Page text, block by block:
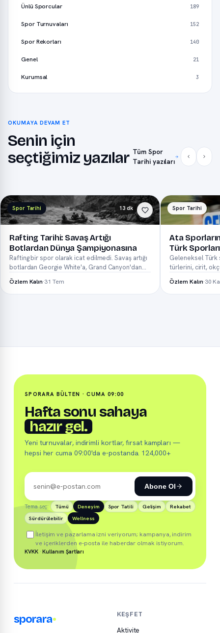
Ünlü Sporcular 189
Spor Turnuvaları 152
Spor Rekorları 140
Genel 21
Kurumsal 3
OKUMAYA DEVAM ET
Senin için
seçtiğimiz yazılar Tüm Spor
Tarihi yazıları
Spor Tarihi 13 dk
Rafting Tarihi: Savaş Artığı
Botlardan Dünya Şampiyonasına
Rafting bir spor olarak icat edilmedi. Savaş artığı
botlardan Georgie White'a, Grand Canyon'dan
Çoru...
Özlem Kalın·31 Tem
Spor Tarihi
Ata
Türk
Geleneksel Türk
türlerini, cirit,
Özlem Kalın·30
SPORARA BÜLTEN · CUMA 09:00
Hafta sonu sahaya
hazır gel.
Yeni turnuvalar, indirimli kortlar, fırsat kampları —
hepsi her cuma 09:00'da e-postanda. 124,000+
Abone Ol
Tema seç: Tümü Deneyim Spor Tatili Gelişim
Rekabet
Sürdürülebilir
Wellness
İletişim ve pazarlama izni veriyorum; kampanya, indirim
ve içeriklerden e-posta ile haberdar olmak istiyorum.
KVKK·Kullanım Şartları
sporara KEŞFET
Aktivite